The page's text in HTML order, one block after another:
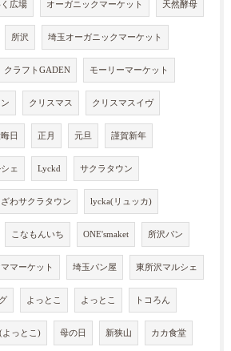
広場 オーガニックマーケット 天然酵母
所沢 埼玉オーガニックマーケット
クラフトGADEN モーリーマーケット
クリスマス クリスマスイヴ
日 正月 元旦 謹賀新年
ェ Lyckd サクラタウン
ざわサクラタウン lycka(リュッカ)
こなもんいち ONE'smaket 所沢パン
マーケット 埼玉パン屋 東所沢マルシェ
よっとこ よっとこ トコろん
よっとこ) 母の日 新狭山 カカ食堂